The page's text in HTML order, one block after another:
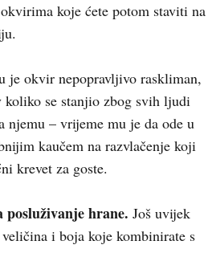
koje ćete potom staviti na
je okvir nepopravljivo raskliman,
se stanjio zbog svih ljudi
njemu – vrijeme mu je da ode u
kaučem na razvlačenje koji
krevet za goste.
posluživanje hrane. Još uvijek
i boja koje kombinirate s